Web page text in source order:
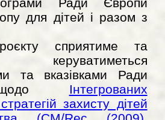
Ради Європи
для дітей і разом з
єкту сприятиме та
та вказівками Ради
Інтегрованих
захисту дітей